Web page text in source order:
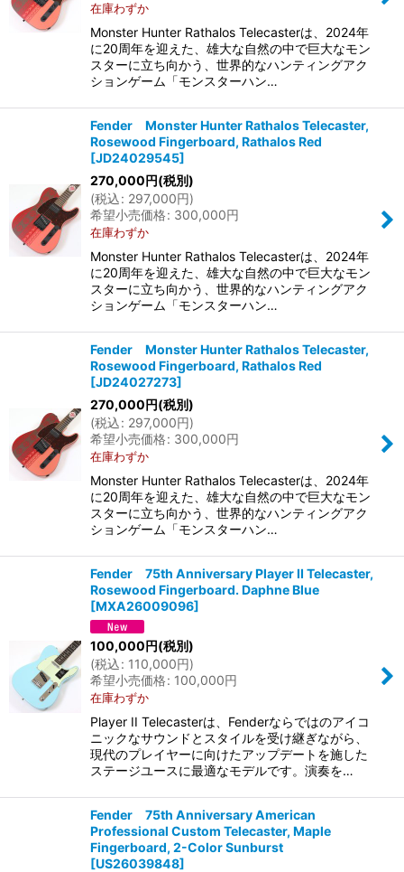
在庫わずか
Monster Hunter Rathalos Telecasterは、2024年
に20周年を迎えた、雄大な自然の中で巨大なモン
スターに立ち向かう、世界的なハンティングアク
ションゲーム「モンスターハン…
Fender Monster Hunter Rathalos Telecaster,
Rosewood Fingerboard, Rathalos Red
[JD24029545]
270,000円(税別)
(税込: 297,000円)
希望小売価格: 300,000円
在庫わずか
Monster Hunter Rathalos Telecasterは、2024年
に20周年を迎えた、雄大な自然の中で巨大なモン
スターに立ち向かう、世界的なハンティングアク
ションゲーム「モンスターハン…
Fender Monster Hunter Rathalos Telecaster,
Rosewood Fingerboard, Rathalos Red
[JD24027273]
270,000円(税別)
(税込: 297,000円)
希望小売価格: 300,000円
在庫わずか
Monster Hunter Rathalos Telecasterは、2024年
に20周年を迎えた、雄大な自然の中で巨大なモン
スターに立ち向かう、世界的なハンティングアク
ションゲーム「モンスターハン…
Fender 75th Anniversary Player II Telecaster,
Rosewood Fingerboard. Daphne Blue
[MXA26009096]
100,000円(税別)
(税込: 110,000円)
希望小売価格: 100,000円
在庫わずか
Player II Telecasterは、Fenderならではのアイコ
ニックなサウンドとスタイルを受け継ぎながら、
現代のプレイヤーに向けたアップデートを施した
ステージユースに最適なモデルです。演奏を…
Fender 75th Anniversary American
Professional Custom Telecaster, Maple
Fingerboard, 2-Color Sunburst
[US26039848]